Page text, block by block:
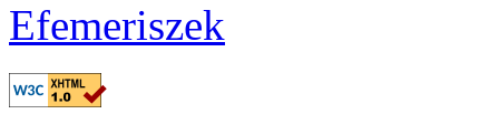
Efe­me­ri­szek